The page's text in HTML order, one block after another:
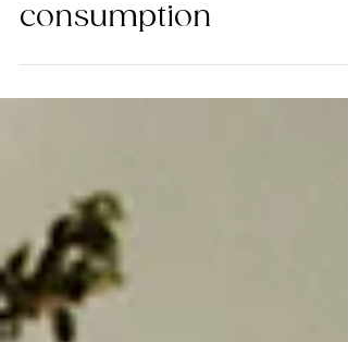
and warm moments of
consumption